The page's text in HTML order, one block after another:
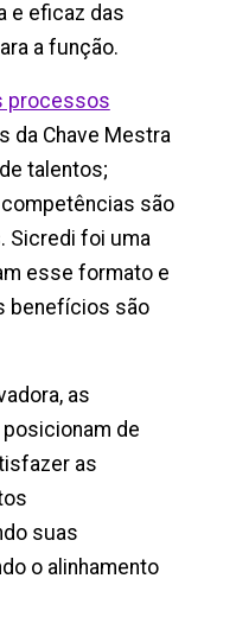
e eficaz das
a função.
processos
da Chave Mestra
talentos;
são
Sicredi foi uma
esse formato e
benefícios são
as
de
as
suas
o alinhamento